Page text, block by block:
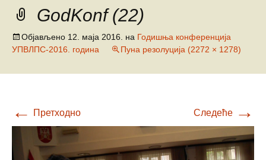
GodKonf (22)
Објављено 12. маја 2016. на Годишња конференција
УПВЛПС-2016. година
Пуна резолуција (2272 × 1278)
← Претходно Следеће →